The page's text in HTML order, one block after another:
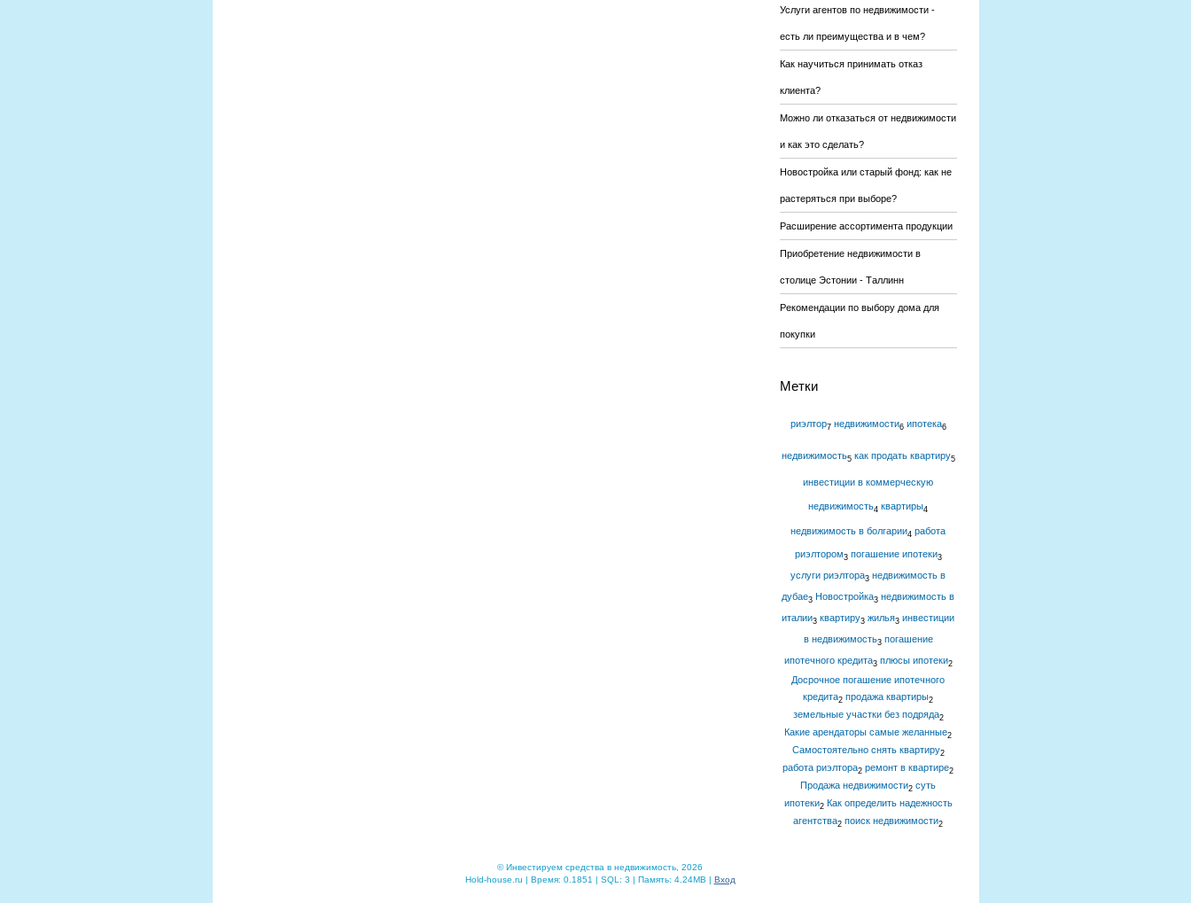
Услуги агентов по недвижимости -
есть ли преимущества и в чем?
Как научиться принимать отказ
клиента?
Можно ли отказаться от недвижимости
и как это сделать?
Новостройка или старый фонд: как не
растеряться при выборе?
Расширение ассортимента продукции
Приобретение недвижимости в
столице Эстонии - Таллинн
Рекомендации по выбору дома для
покупки
Метки
риэлтор7 недвижимости6 ипотека6
недвижимость5 как продать квартиру5
инвестиции в коммерческую
недвижимость4 квартиры4
недвижимость в болгарии4 работа
риэлтором3 погашение ипотеки3
услуги риэлтора3 недвижимость в
дубае3 Новостройка3 недвижимость в
италии3 квартиру3 жилья3 инвестиции
в недвижимость3 погашение
ипотечного кредита3 плюсы ипотеки2
Досрочное погашение ипотечного
кредита2 продажа квартиры2
земельные участки без подряда2
Какие арендаторы самые желанные2
Самостоятельно снять квартиру2
работа риэлтора2 ремонт в квартире2
Продажа недвижимости2 суть
ипотеки2 Как определить надежность
агентства2 поиск недвижимости2
© Инвестируем средства в недвижимость, 2026
Hold-house.ru | Время: 0.1851 | SQL: 3 | Память: 4.24MB | Вход